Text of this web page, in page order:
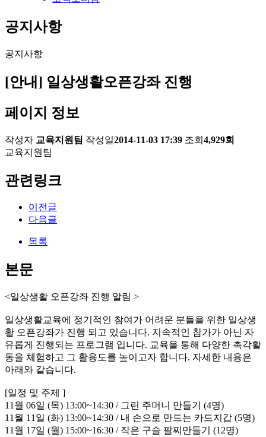
공지사항
공지사항
[안내] 일상생활오픈강좌 진행
페이지 정보
작성자 교육지원팀 작성일2014-11-03 17:39 조회 4,929회
교육지원팀
관련링크
이전글
다음글
목록
본문
<일상생활 오픈강좌 진행 알림 >
일상생활교육에 정기적인 참여가 어려운 분들을 위한 일상생
활 오픈강좌가 진행 되고 있습니다. 지속적인 참가가 아닌 자
유롭게 진행되는 프로그램 입니다. 교육을 통해 다양한 촉각활
동을 체험하고 그 활용도를 높이고자 합니다. 자세한 내용은
아래와 같습니다.
[일정 및 주제 ]
11월 06일 (목) 13:00~14:30 / 그린 주머니 만들기 (4명)
11월 11일 (화) 13:00~14:30 / 내 손으로 만드는 카드지갑 (5명)
11월 17일 (월) 15:00~16:30 / 작은 구슬 팔찌만들기 (12명)